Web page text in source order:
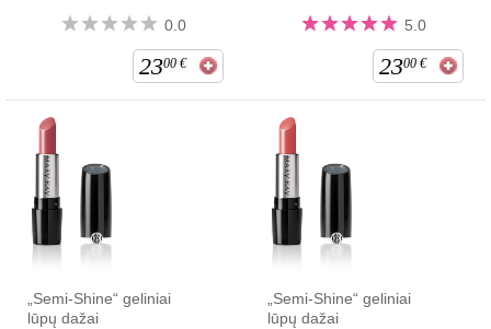
0.0
2300 €
5.0
2300 €
„Semi-Shine“ geliniai
lūpų dažai
„Semi-Shine“ geliniai
lūpų dažai